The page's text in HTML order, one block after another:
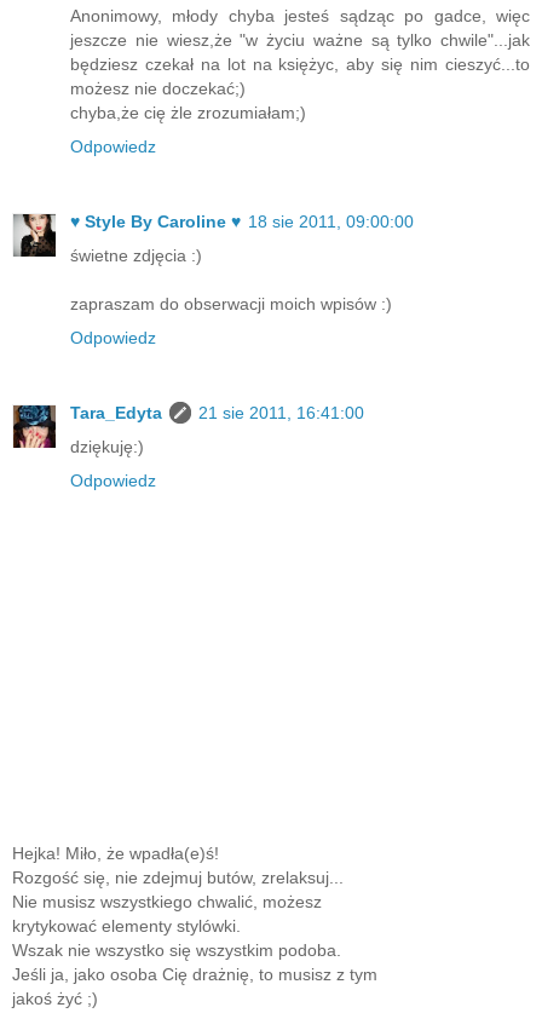
Anonimowy, młody chyba jesteś sądząc po gadce, więc
jeszcze nie wiesz,że "w życiu ważne są tylko chwile"...jak
będziesz czekał na lot na księżyc, aby się nim cieszyć...to
możesz nie doczekać;)
chyba,że cię żle zrozumiałam;)
Odpowiedz
♥ Style By Caroline ♥ 18 sie 2011, 09:00:00
świetne zdjęcia :)
zapraszam do obserwacji moich wpisów :)
Odpowiedz
Tara_Edyta
21 sie 2011, 16:41:00
dziękuję:)
Odpowiedz
Hejka! Miło, że wpadła(e)ś!
Rozgość się, nie zdejmuj butów, zrelaksuj...
Nie musisz wszystkiego chwalić, możesz
krytykować elementy stylówki.
Wszak nie wszystko się wszystkim podoba.
Jeśli ja, jako osoba Cię drażnię, to musisz z tym
jakoś żyć ;)